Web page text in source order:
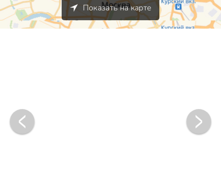
Показать на карте